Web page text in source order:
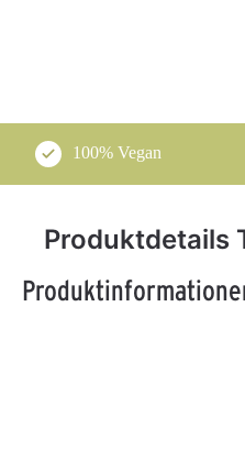
100% Vegan
Produktdetails